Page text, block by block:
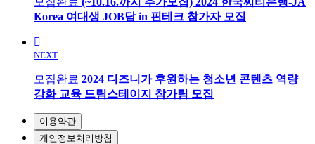
Korea 여대생 JOB담 in 핀테크 참가자 모집
NEXT
모집완료 2024 디즈니가 후원하는 청소년 콘텐츠 역량
강화 교육 드림스테이지 참가팀 모집
이용약관
개인정보처리방침